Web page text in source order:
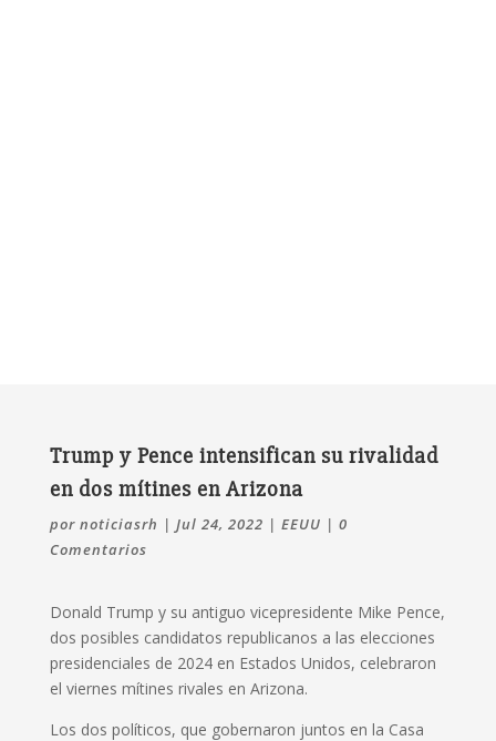
Trump y Pence intensifican su rivalidad
en dos mítines en Arizona
por noticiasrh | Jul 24, 2022 | EEUU | 0
Comentarios
Donald Trump y su antiguo vicepresidente Mike Pence,
dos posibles candidatos republicanos a las elecciones
presidenciales de 2024 en Estados Unidos, celebraron
el viernes mítines rivales en Arizona.
Los dos políticos, que gobernaron juntos en la Casa